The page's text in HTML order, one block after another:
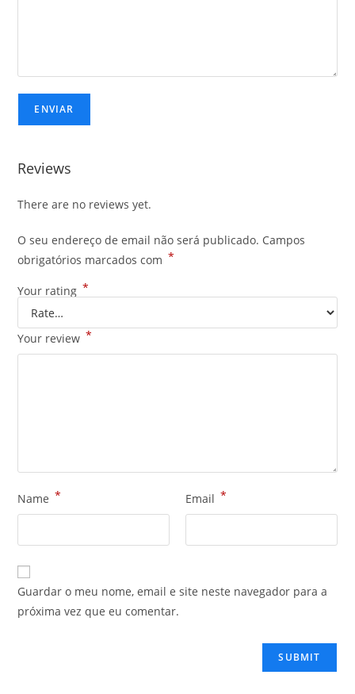
Reviews
There are no reviews yet.
O seu endereço de email não será publicado. Campos
obrigatórios marcados com *
Your rating *
Your review *
Name * Email *
Guardar o meu nome, email e site neste navegador para a
próxima vez que eu comentar.